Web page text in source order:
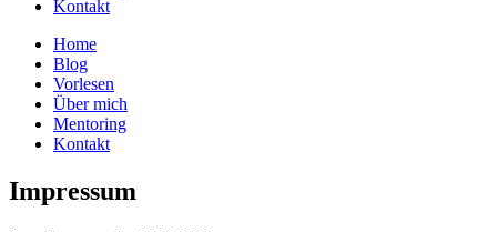
Kontakt
Home
Blog
Vorlesen
Über mich
Mentoring
Kontakt
Impressum